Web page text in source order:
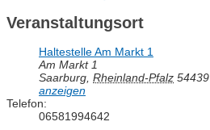
Veranstaltungsort
Haltestelle Am Markt 1
Am Markt 1
Saarburg Rheinland-Pfalz 54439
anzeigen
Telefon:
06581994642